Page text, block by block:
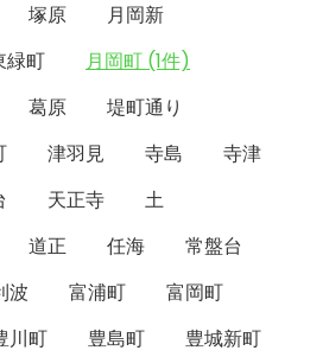
塚原
月岡新
緑町
月岡町 (1件)
葛原
堤町通り
津羽見 寺島
寺津
天正寺
土
道正 任海
常盤台
波 富浦町
富岡町
川町 豊島町
豊城新町